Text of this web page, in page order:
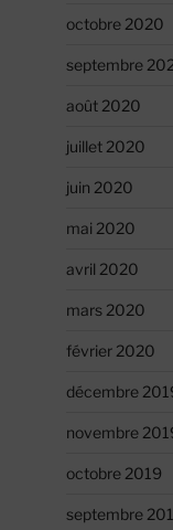
octobre 2020
septembre
août 2020
juillet 2020
juin 2020
mai 2020
avril 2020
mars 2020
février 2020
décembre
novembre
octobre 2019
septembre